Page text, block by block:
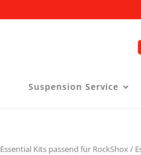
Suspension Service
Essential Kits passend für RockShox/